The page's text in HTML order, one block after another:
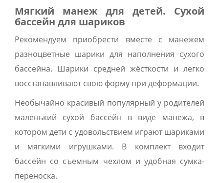
Мягкий манеж для детей. Сухой
бассейн для шариков
Рекомендуем приобрести вместе с манежем
разноцветные шарики для наполнения сухого
бассейна. Шарики средней жёсткости и легко
восстанавливают свою форму при деформации.
Необычайно красивый популярный у родителей
маленький сухой бассейн в виде манежа, в
котором дети с удовольствием играют шариками
и мягкими игрушками. В комплект входит
бассейн со съемным чехлом и удобная сумка-
переноска.